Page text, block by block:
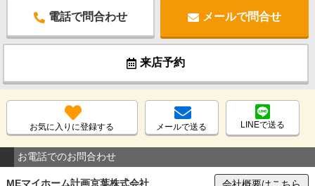
電話で問合わせ メールで問合せ
来店予約
お気に入りに登録する メールで送る LINEで送る
お電話でのお問合わせ
MEマイホーム計画京葉株式会社